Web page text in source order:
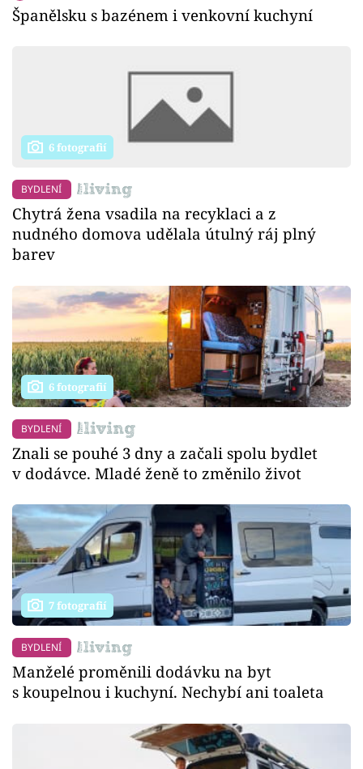
Španělsku s bazénem i venkovní kuchyní
6 fotografií
BYDLENÍ
Chytrá žena vsadila na recyklaci a z
nudného domova udělala útulný ráj plný
barev
6 fotografií
BYDLENÍ
Znali se pouhé 3 dny a začali spolu bydlet
v dodávce. Mladé ženě to změnilo život
7 fotografií
BYDLENÍ
Manželé proměnili dodávku na byt
s koupelnou i kuchyní. Nechybí ani toaleta